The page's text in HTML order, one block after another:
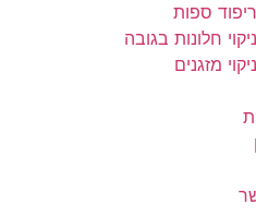
ריפוד ספות
ניקוי חלונות בגובה
ניקוי מזגנים